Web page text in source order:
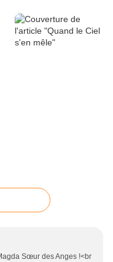
Sœur des Anges !<br